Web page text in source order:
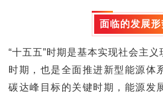
面临的发展形
“十五五”时期是基本实现社会主
时期，也是全面推进新型能源体
碳达峰目标的关键时期，能源发